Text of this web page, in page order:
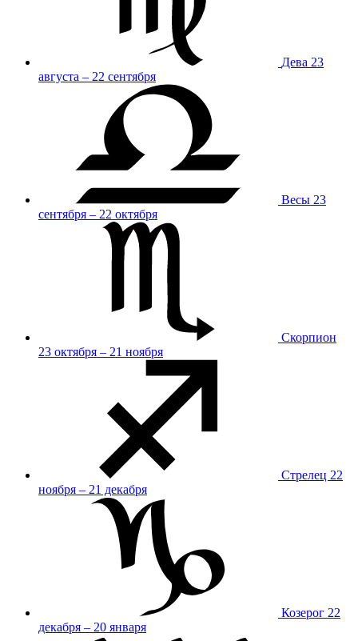
Дева 23
августа – 22 сентября
Весы 23
сентября – 22 октября
Скорпион
23 октября – 21 ноября
Стрелец 22
ноября – 21 декабря
Козерог 22
декабря – 20 января